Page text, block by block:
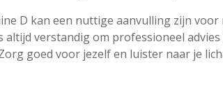
D kan een nuttige aanvulling zijn
altijd verstandig om professioneel
goed voor jezelf en luister naar je